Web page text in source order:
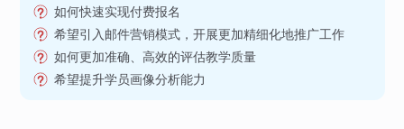
如何快速实现付费报名
希望引入邮件营销模式，开展更加精细化地推广工作
如何更加准确、高效的评估教学质量
希望提升学员画像分析能力